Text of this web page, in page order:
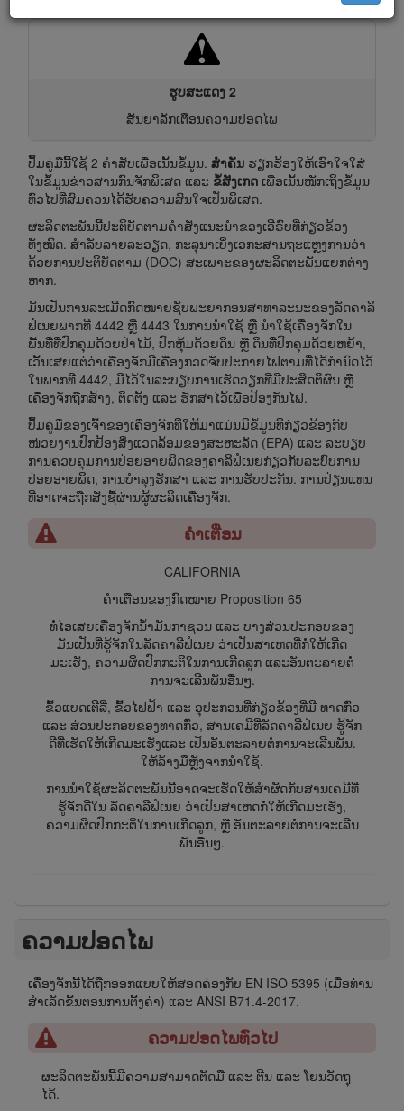
ຮູບສະແດງ 2
ສັນຍາລັກເຕືອນຄວາມປອດໄພ
ປຶ້ມຄູ່ມືນີ້ໃຊ້ 2 ຄຳສັບເພື່ອເນັ້ນຂໍ້ມູນ. ສຳຄັນ ຮຽກຮ້ອງໃຫ້ເອົາໃຈໃສ່
ໃນຂໍ້ມູນຂ່າວສານກົນຈັກພິເສດ ແລະ ຂໍ້ສັງເກດ ເພື່ອເນັ້ນໜັກເຖິງຂໍ້ມູນ
ທົ່ວໄປທີ່ສົມຄວນໄດ້ຮັບຄວາມສົນໃຈເປັນພິເສດ.
ຜະລິດຕະພັນນີ້ປະຕິບັດຕາມຄຳສັ່ງແນະນຳຂອງເອີຣົບທີ່ກ່ຽວຂ້ອງ
ທັງໝົດ. ສຳລັບລາຍລະອຽດ, ກະລຸນາເບິ່ງເອກະສານຖະ​ແຫຼງການວ່າ​
ດ້ວຍ​ການ​ປະ​ຕິ​ບັດ​ຕາມ (DOC) ສະ​ເພາະ​ຂອງ​ຜະ​ລິດ​ຕະ​ພັນ​ແຍກ​ຕ່າງ​
ຫາກ.
ມັນເປັນການລະເມີດກົດໝາຍຊັບພະຍາກອນສາທາລະນະຂອງລັດຄາລິ
ຟໍເນຍພາກທີ 4442 ຫຼື 4443 ໃນການນຳໃຊ້ ຫຼື ນຳໃຊ້ເຄື່ອງຈັກໃນ
ພື້ນທີ່ທີ່ປົກຄຸມດ້ວຍປ່າໄມ້, ປົກຫຸ້ມດ້ວຍດິນ ຫຼື ດິນທີ່ປົກຄຸມດ້ວຍຫຍ້າ,
ເວັ້ນເສຍແຕ່ວ່າເຄື່ອງຈັກມີເຄື່ອງກວດຈັບປະກາຍໄຟຕາມທີ່ໄດ້ກຳນົດໄວ້
ໃນພາກທີ 4442, ມີໄວ້ໃນລະບຽບການເຮັດວຽກທີ່ມີປະສິດຕິຜົນ ຫຼື
ເຄື່ອງຈັກຖືກສ້າງ, ຕິດຕັ້ງ ແລະ ຮັກສາໄວ້ເພື່ອປ້ອງກັນໄຟ.
ປຶ້ມຄູ່ມືຂອງເຈົ້າຂອງເຄື່ອງຈັກທີ່ໃຫ້ມາແມ່ນມີຂໍ້ມູນທີ່ກ່ຽວຂ້ອງກັບ
ໜ່ວຍ​ງານປົກປ້ອງສິ່ງແວດລ້ອມຂອງສະຫະລັດ (EPA) ແລະ ລະບຽບ
ການຄວບຄຸມການປ່ອຍອາຍພິດ​ຂອງຄາລິຟໍເນຍກ່ຽວ​ກັບລະບົບການ
ປ່ອຍອາຍພິດ, ການບຳລຸງຮັກສາ ແລະ ການຮັບປະກັນ. ການປ່ຽນແທນ
ທີ່ອາດຈະຖືກສັ່ງຊື້ຜ່ານຜູ້ຜະລິດເຄື່ອງຈັກ.
ຄຳເຕືອນ
CALIFORNIA
ຄຳເຕືອນຂອງກົດໝາຍ Proposition 65
ທໍ່ໄອເສຍເຄື່ອງຈັກນ້ຳມັນກາຊວນ ແລະ ບາງສ່ວນປະກອບຂອງ
ມັນເປັນທີ່ຮູ້ຈັກໃນລັດຄາລີຟໍເນຍ ວ່າເປັນສາເຫດທີ່ກໍ່ໃຫ້ເກີດ
ມະເຮັງ, ຄວາມຜິດປົກກະຕິໃນການເກີດລູກ ແລະອັນຕະລາຍຕໍ່
ການຈະເລີນພັນອື່ນໆ.
ຂົ້ວແບດເຕີລີ່, ຂົ້ວໄຟຟ້າ ແລະ ອຸປະກອນທີ່ກ່ຽວຂ້ອງທີ່ມີ ທາດກົ່ວ
ແລະ ສ່ວນປະກອບຂອງທາດກົ່ວ, ສານເຄມີທີ່ລັດຄາລີຟໍເນຍ ຮູ້ຈັກ
ດີທີ່ເຮັດໃຫ້ເກີດມະເຮັງແລະ ເປັນອັນຕະລາຍຕໍ່ການຈະເລີນພັນ.
ໃຫ້ລ້າງມືຫຼັງຈາກນຳໃຊ້.
ການນຳໃຊ້ຜະລິດຕະພັນນີ້ອາດຈະເຮັດໃຫ້ສຳຜັດກັບສານເຄມີທີ່
ຮູ້ຈັກດີໃນ ລັດຄາລີຟໍເນຍ ວ່າເປັນສາເຫດກໍ່ໃຫ້ເກີດມະເຮັງ,
ຄວາມຜິດປົກກະຕິໃນການເກີດລູກ, ຫຼື ອັນຕະລາຍຕໍ່ການຈະເລີນ
ພັນອື່ນໆ.
ຄວາມປອດໄພ
ເຄື່ອງຈັກນີ້ໄດ້ຖືກອອກແບບໃຫ້ສອດຄ່ອງກັບ EN ISO 5395 (ເມື່ອທ່ານ
ສຳເລັດຂັ້ນຕອນການຕັ້ງຄ່າ) ແລະ ANSI B71.4-2017.
ຄວາມປອດໄພທົ່ວໄປ
ຜະລິດຕະພັນນີ້ມີຄວາມສາມາດຕັດມື ແລະ ຕີນ ແລະ ໂຍນວັດຖຸ
ໄດ້.